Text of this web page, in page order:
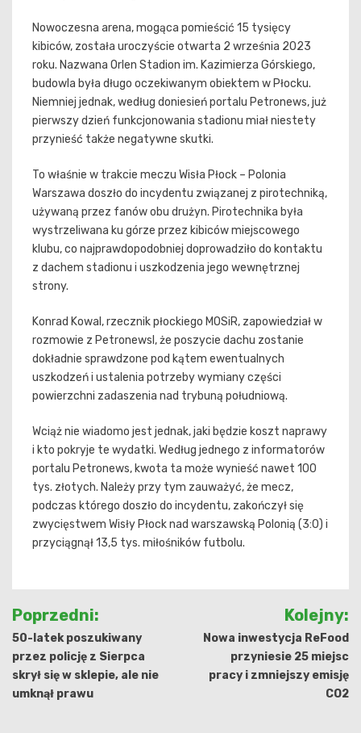
Nowoczesna arena, mogąca pomieścić 15 tysięcy
kibiców, została uroczyście otwarta 2 września 2023
roku. Nazwana Orlen Stadion im. Kazimierza Górskiego,
budowla była długo oczekiwanym obiektem w Płocku.
Niemniej jednak, według doniesień portalu Petronews, już
pierwszy dzień funkcjonowania stadionu miał niestety
przynieść także negatywne skutki.
To właśnie w trakcie meczu Wisła Płock – Polonia
Warszawa doszło do incydentu związanej z pirotechniką,
używaną przez fanów obu drużyn. Pirotechnika była
wystrzeliwana ku górze przez kibiców miejscowego
klubu, co najprawdopodobniej doprowadziło do kontaktu
z dachem stadionu i uszkodzenia jego wewnętrznej
strony.
Konrad Kowal, rzecznik płockiego MOSiR, zapowiedział w
rozmowie z Petronewsl, że poszycie dachu zostanie
dokładnie sprawdzone pod kątem ewentualnych
uszkodzeń i ustalenia potrzeby wymiany części
powierzchni zadaszenia nad trybuną południową.
Wciąż nie wiadomo jest jednak, jaki będzie koszt naprawy
i kto pokryje te wydatki. Według jednego z informatorów
portalu Petronews, kwota ta może wynieść nawet 100
tys. złotych. Należy przy tym zauważyć, że mecz,
podczas którego doszło do incydentu, zakończył się
zwycięstwem Wisły Płock nad warszawską Polonią (3:0) i
przyciągnął 13,5 tys. miłośników futbolu.
Nawigacja
wpisu
Poprzedni:
50-latek poszukiwany
przez policję z Sierpca
skrył się w sklepie, ale nie
umknął prawu
Kolejny:
Nowa inwestycja ReFood
przyniesie 25 miejsc
pracy i zmniejszy emisję
CO2